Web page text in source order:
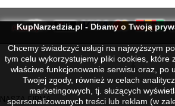
KupNarzedzia.pl - Dbamy o Twoją
Chcemy świadczyć usługi na najwyższym
tym celu wykorzystujemy pliki cookies, które
właściwe funkcjonowanie serwisu oraz, po
Twojej zgody, również w celach
marketingowych, tj. służących
spersonalizowanych treści lub reklam (w
NASZA FIRMA